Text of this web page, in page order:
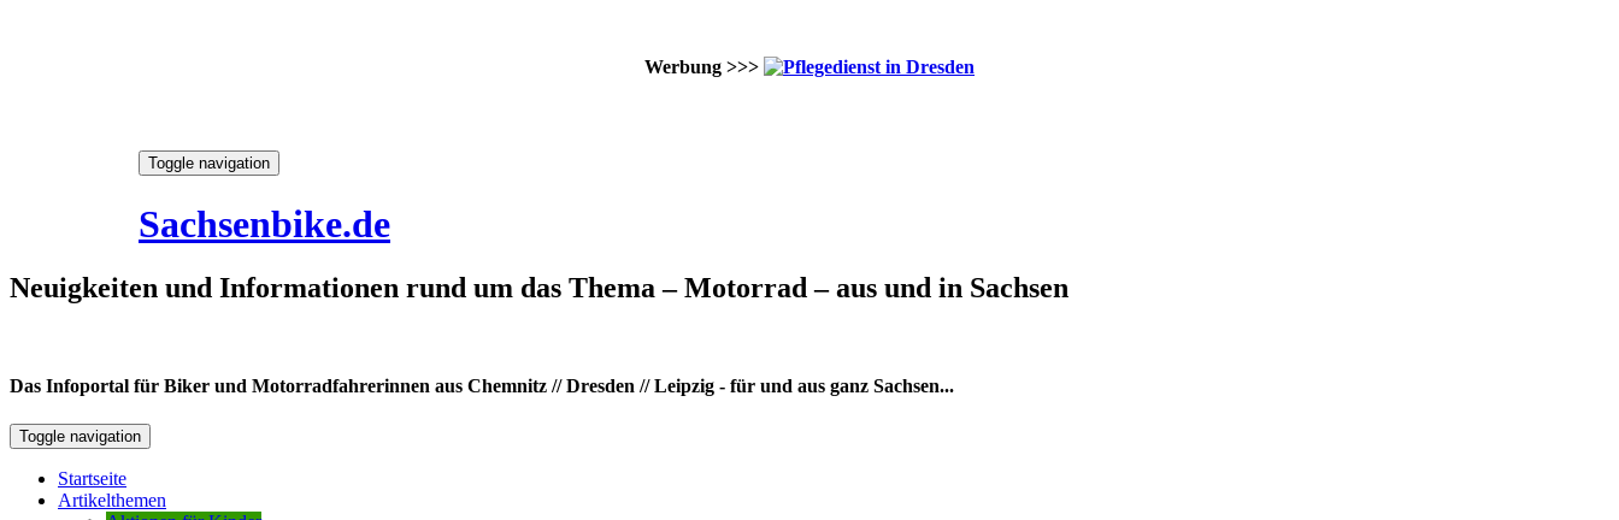
Werbung >>>
Toggle navigation
Sachsenbike.de
Neuigkeiten und Informationen rund um das Thema – Motorrad – aus und in Sachsen
Das Infoportal für Biker und Motorradfahrerinnen aus Chemnitz // Dresden // Leipzig - für und aus ganz Sachsen...
Toggle navigation
Startseite
Artikelthemen